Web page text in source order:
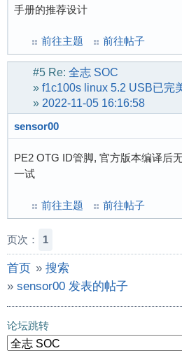
手册的推荐设计
前往主题 前往帖子
#5 Re: 全志 SOC
» f1c100s linux 5.2 USB已完
» 2022-11-05 16:16:58
sensor00
PE2 OTG ID管脚, 官方版本编译后
一试
前往主题 前往帖子
页次： 1
首页 » 搜索
» sensor00 发表的帖子
论坛跳转